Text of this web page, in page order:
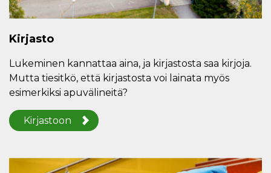
Kirjasto
Lukeminen kannattaa aina, ja kirjastosta saa kirjoja.
Mutta tiesitkö, että kirjastosta voi lainata myös
esimerkiksi apuvälineitä?
Kirjastoon